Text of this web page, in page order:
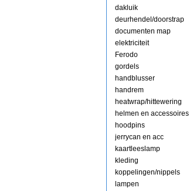
dakluik
deurhendel/doorstrap
documenten map
elektriciteit
Ferodo
gordels
handblusser
handrem
heatwrap/hittewering
helmen en accessoires
hoodpins
jerrycan en acc
kaartleeslamp
kleding
koppelingen/nippels
lampen